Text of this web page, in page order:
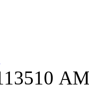
метизы, техника,